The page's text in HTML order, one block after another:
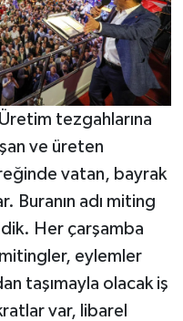
tezgahlarına
ve üreten
vatan, bayrak
Buranın adı miting
Her çarşamba
eylemler
taşımayla olacak iş
var, libarel